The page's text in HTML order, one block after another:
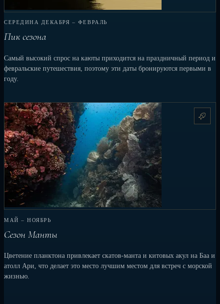
СЕРЕДИНА ДЕКАБРЯ – ФЕВРАЛЬ
Пик сезона
Самый высокий спрос на каюты приходится на праздничный период и
февральские путешествия, поэтому эти даты бронируются первыми в
году.
МАЙ – НОЯБРЬ
Сезон Манты
Цветение планктона привлекает скатов-манта и китовых акул на Баа и
атолл Ари, что делает это место лучшим местом для встреч с морской
жизнью.